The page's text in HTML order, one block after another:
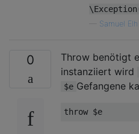
Samuel Elh
0
Throw benötigt
instanziiert wird
$e Gefangene
throw